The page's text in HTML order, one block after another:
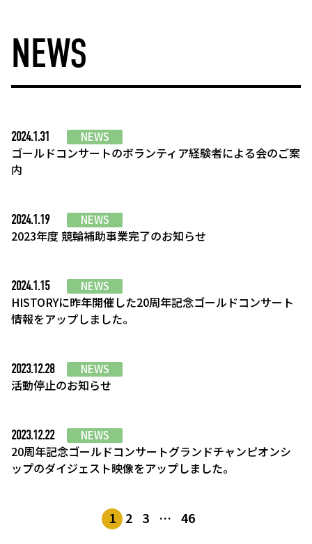
NEWS
2024.1.31 NEWS
ゴールドコンサートのボランティア経験者による会のご案
内
2024.1.19 NEWS
2023年度 競輪補助事業完了のお知らせ
2024.1.15 NEWS
HISTORYに昨年開催した20周年記念ゴールドコンサート
情報をアップしました。
2023.12.28 NEWS
活動停止のお知らせ
2023.12.22 NEWS
20周年記念ゴールドコンサートグランドチャンピオンシ
ップのダイジェスト映像をアップしました。
1 2 3 … 46